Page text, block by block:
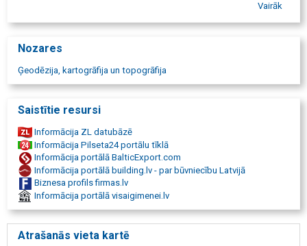
detālplānojumi, mērniecības firma Rēzeknē, mērniecības firma
mērniecības uzņēmums Rēzeknē, mērniecības uzņēmums Latgalē,
mērnieki Rēzeknē, sertificēti mērnieki Latgalē, izpildmērījumi ēkām,
izpildmērījumi būvēm un komunikācijām, zemes īpašumu
plānu izgatavošana, meža zemju transformējamās platības
uzmērīšana,
topogrāfija, inženierģeodēzija, izpildmērījums, komunikāciju
izpildmērījums,
ģeodēzija. Pakalpojumu sniegšanas vieta Latgale, mērnieku
Rēzeknē,
mērnieks Rēzeknē, mērnieks Latgalē, mērniecība Rēzeknē, Latgalē,
būvasu novilkšana, Apvidus objektu uzmērīšana,
robežlīniju atjaunošana Rēzeknē, Latgalē, Topogrāfiskā uzmērīšana.
Zemes,
mērnieki Rēzeknē, Ludzā, Balvos, Daugavpilī, Krāslavā, Preiļos,
Vairāk
Nozares
Ģeodēzija, kartogrāfija un topogrāfija
Saistītie resursi
Informācija ZL datubāzē
Informācija Pilseta24 portālu tīklā
Informācija portālā BalticExport.com
Informācija portālā building.lv - par būvniecību Latvijā
Biznesa profils firmas.lv
Informācija portālā visaigimenei.lv
Atrašanās vieta kartē